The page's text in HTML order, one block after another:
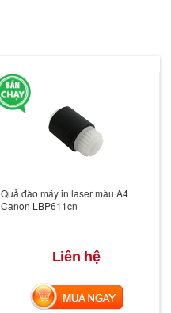
Quả đào máy in laser màu A4
Canon LBP611cn
Liên hệ
MUA NGAY